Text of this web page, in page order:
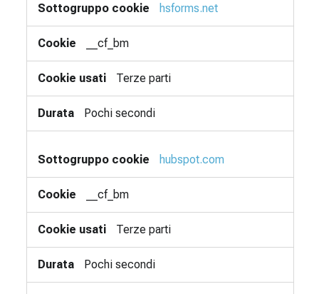
hsforms.net
__cf_bm
Terze parti
Pochi secondi
hubspot.com
__cf_bm
Terze parti
Pochi secondi